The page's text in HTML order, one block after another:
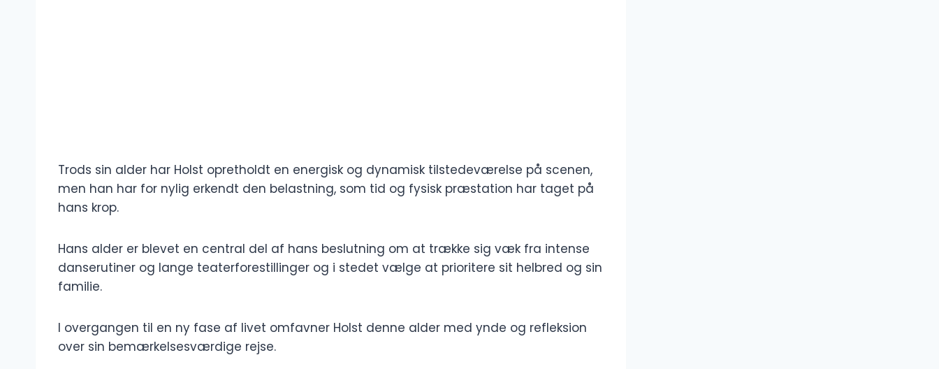
Trods sin alder har Holst opretholdt en energisk og dynamisk tilstedeværelse på scenen,
men han har for nylig erkendt den belastning, som tid og fysisk præstation har taget på
hans krop.
Hans alder er blevet en central del af hans beslutning om at trække sig væk fra intense
danserutiner og lange teaterforestillinger og i stedet vælge at prioritere sit helbred og sin
familie.
I overgangen til en ny fase af livet omfavner Holst denne alder med ynde og refleksion
over sin bemærkelsesværdige rejse.